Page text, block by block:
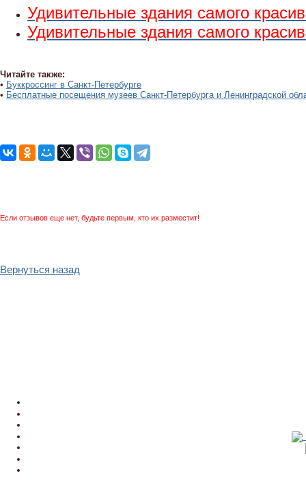
Удивительные здания самого
Удивительные здания самого
Читайте также:
• Буккроссинг в Санкт-Петербурге
• Бесплатные посещения музеев Санкт-Петербурга и Ленинградской
Если отзывов еще нет, будьте первым, кто их разместит!
Вернуться назад